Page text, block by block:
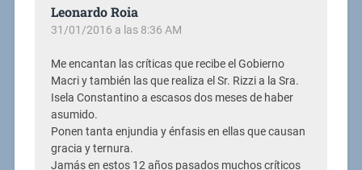
Leonardo Roia
31/01/2016 a las 8:36 AM
Me encantan las críticas que recibe el Gobierno
Macri y también las que realiza el Sr. Rizzi a la Sra.
Isela Constantino a escasos dos meses de haber
asumido.
Ponen tanta enjundia y énfasis en ellas que causan
gracia y ternura.
Jamás en estos 12 años pasados muchos críticos